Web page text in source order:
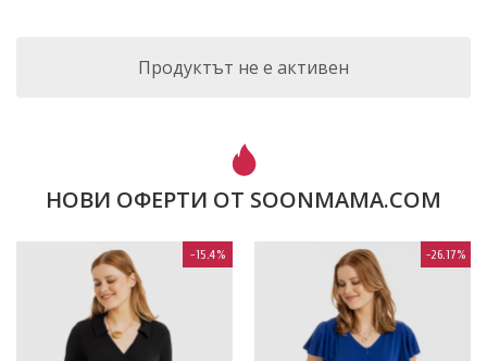
Продуктът не е активен
НОВИ ОФЕРТИ ОТ SOONMAMA.COM
-15.4% -26.17%